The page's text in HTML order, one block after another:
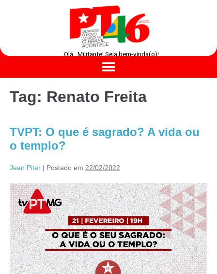
Olá , Militante! Seja bem-vinda(o)!
Tag: Renato Freita
TVPT: O que é sagrado? A vida ou
o templo?
Jean Piter | Postado em 22/02/2022